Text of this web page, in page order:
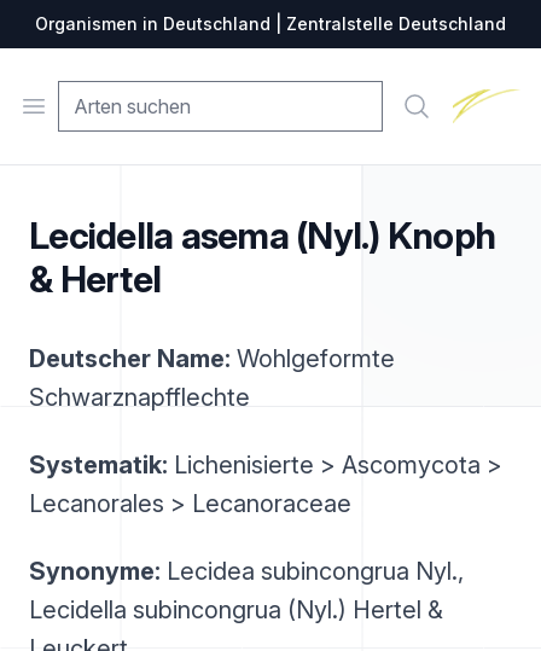
Organismen in Deutschland | Zentralstelle Deutschland
Open menu Suche
Lecidella asema (Nyl.) Knoph
& Hertel
Deutscher Name: Wohlgeformte
Schwarznapfflechte
Systematik: Lichenisierte > Ascomycota >
Lecanorales > Lecanoraceae
Synonyme: Lecidea subincongrua Nyl.,
Lecidella subincongrua (Nyl.) Hertel &